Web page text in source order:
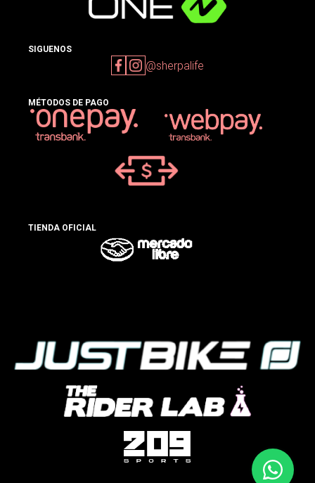
SIGUENOS
@sherpalife
MÉTODOS DE PAGO
TIENDA OFICIAL